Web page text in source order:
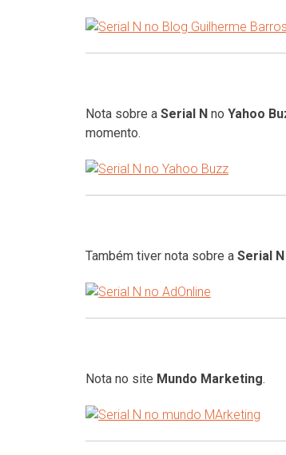
Nota sobre a Serial N no Yahoo
momento.
Também tiver nota sobre a Serial N
Nota no site Mundo Marketing.